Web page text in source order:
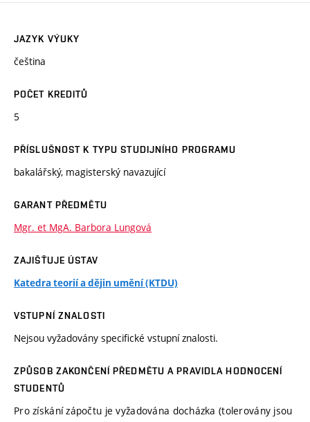
JAZYK VÝUKY
čeština
POČET KREDITŮ
5
PŘÍSLUŠNOST K TYPU STUDIJNÍHO PROGRAMU
bakalářský, magisterský navazující
GARANT PŘEDMĚTU
Mgr. et MgA. Barbora Lungová
ZAJIŠŤUJE ÚSTAV
Katedra teorií a dějin umění (KTDU)
VSTUPNÍ ZNALOSTI
Nejsou vyžadovány specifické vstupní znalosti.
ZPŮSOB ZAKONČENÍ PŘEDMĚTU A PRAVIDLA HODNOCENÍ
STUDENTŮ
Pro získání zápočtu je vyžadována docházka (tolerovány jsou